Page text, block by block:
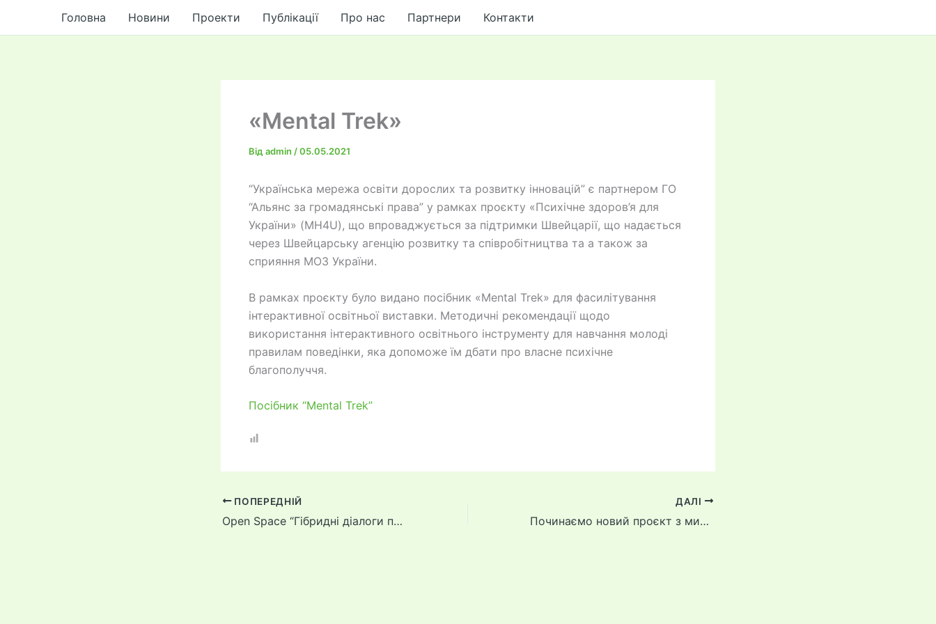
Головна Новини Проекти Публікації Про нас Партнери Контакти
«Mental Trek»
Від admin /05.05.2021
“Українська мережа освіти дорослих та розвитку інновацій” є партнером ГО
“Альянс за громадянські права” у рамках проєкту «Психічне здоров’я для
України» (MH4U), що впроваджується за підтримки Швейцарії, що надається
через Швейцарську агенцію розвитку та співробітництва та а також за
сприяння МОЗ України.
В рамках проєкту було видано посібник «Mental Trek» для фасилітування
інтерактивної освітньої виставки. Методичні рекомендації щодо
використання інтерактивного освітнього інструменту для навчання молоді
правилам поведінки, яка допоможе їм дбати про власне психічне
благополуччя.
Посібник “Mental Trek”
ПОПЕРЕДНІЙ
Open Spaсe “Гібридні діалоги про гібридний конфлікт: Виклики та можливості побудови миротворчості в умовах пандемії та пост пандемічного світу?”
ДАЛІ
Починаємо новий проєкт з миротворчості